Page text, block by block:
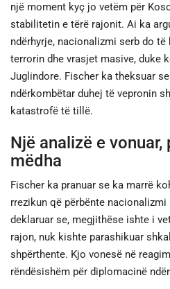
një moment kyç jo vetëm për
stabilitetin e tërë rajonit. Ai ka
ndërhyrje, nacionalizmi serb do
terrorin dhe vrasjet masive, duke
Juglindore. Fischer ka theksuar
ndërkombëtar duhej të vepronin
katastrofë të tillë.
Një analizë e
mëdha
Fischer ka pranuar se ka marrë
rrezikun që përbënte
deklaruar se, megjithëse ishte i
rajon, nuk kishte parashikuar
shpërthente. Kjo vonesë në
rëndësishëm për diplomacinë